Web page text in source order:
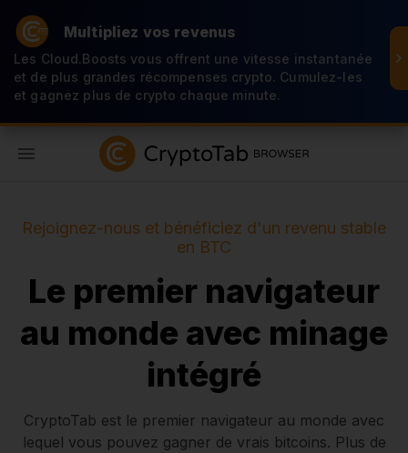
Multipliez vos revenus
Les Cloud.Boosts vous offrent une vitesse instantanée
et de plus grandes récompenses crypto. Cumulez-les
et gagnez plus de crypto chaque minute.
Rejoignez-nous et bénéficiez d'un revenu stable
en BTC
Le premier navigateur
au monde avec minage
intégré
CryptoTab est le premier navigateur au monde avec
lequel vous pouvez gagner de vrais bitcoins. Plus de